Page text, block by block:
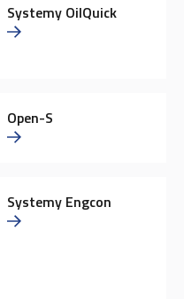
Systemy OilQuick
Open-S
Systemy Engcon